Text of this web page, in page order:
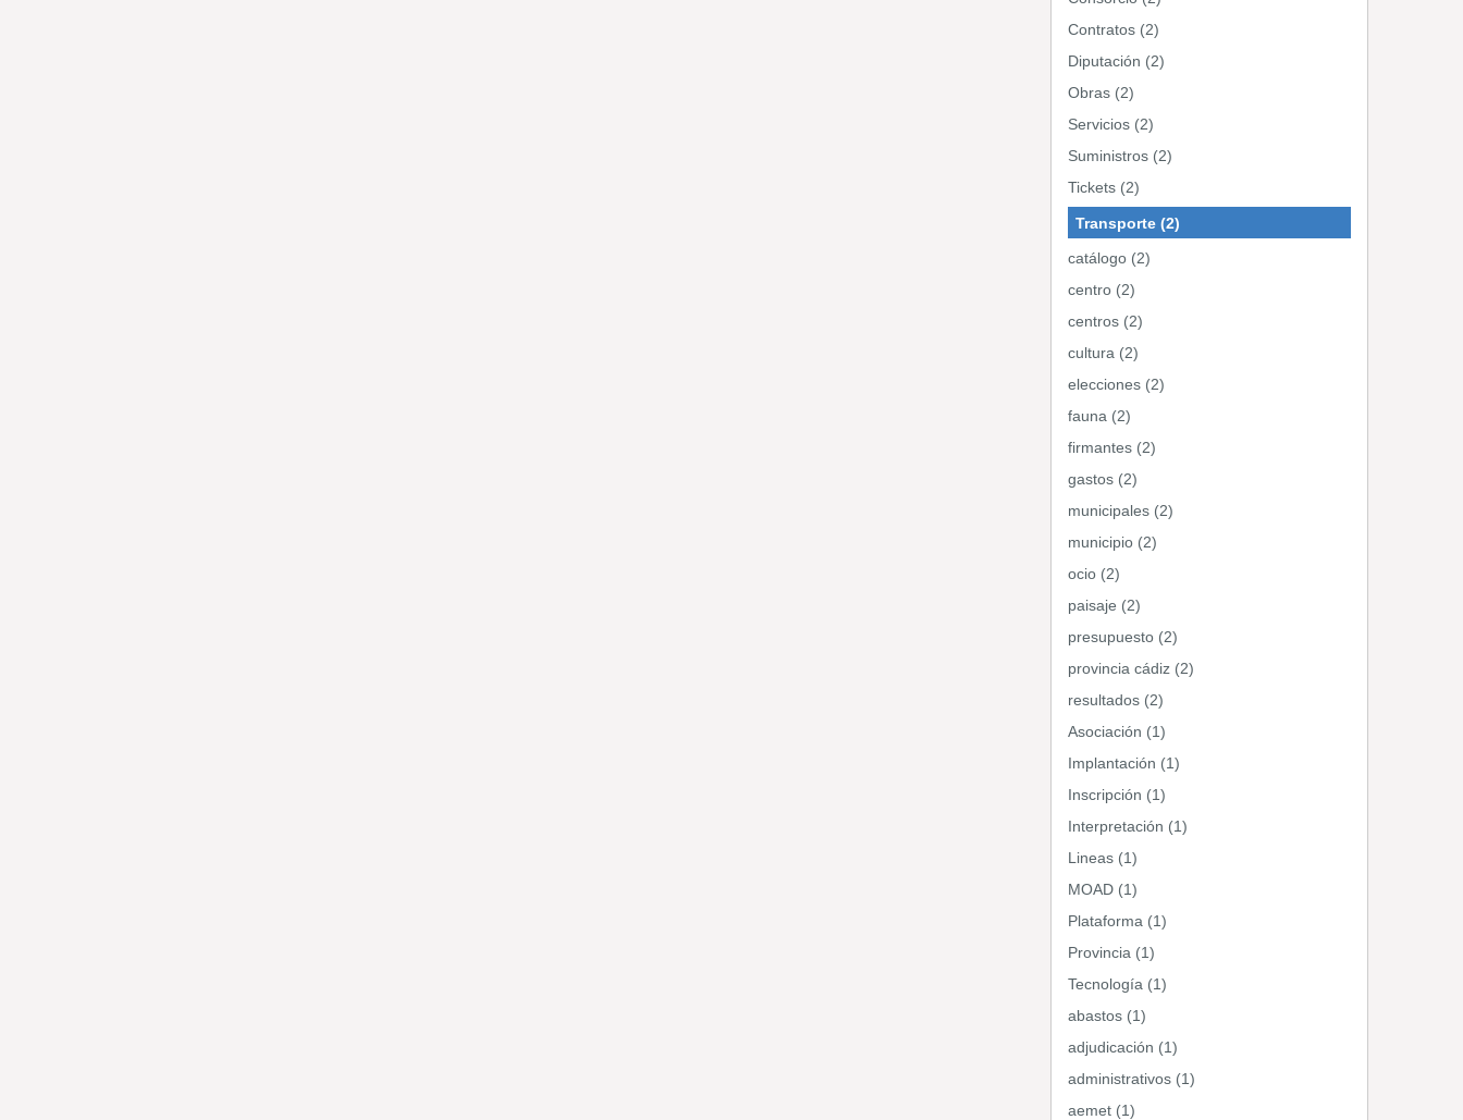
Contratos (2)
Diputación (2)
Obras (2)
Servicios (2)
Suministros (2)
Tickets (2)
Transporte (2)
catálogo (2)
centro (2)
centros (2)
cultura (2)
elecciones (2)
fauna (2)
firmantes (2)
gastos (2)
municipales (2)
municipio (2)
ocio (2)
paisaje (2)
presupuesto (2)
provincia cádiz (2)
resultados (2)
Asociación (1)
Implantación (1)
Inscripción (1)
Interpretación (1)
Lineas (1)
MOAD (1)
Plataforma (1)
Provincia (1)
Tecnología (1)
abastos (1)
adjudicación (1)
administrativos (1)
aemet (1)